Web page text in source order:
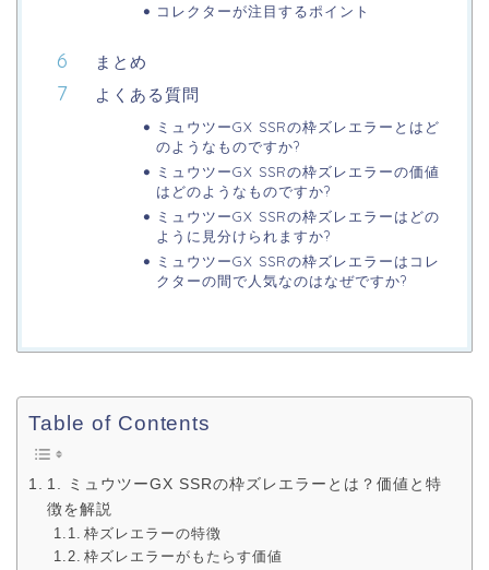
コレクターが注目するポイント
まとめ
よくある質問
ミュウツーGX SSRの枠ズレエラーとはど
のようなものですか?
ミュウツーGX SSRの枠ズレエラーの価値
はどのようなものですか?
ミュウツーGX SSRの枠ズレエラーはどの
ように見分けられますか?
ミュウツーGX SSRの枠ズレエラーはコレ
クターの間で人気なのはなぜですか?
Table of Contents
1. ミュウツーGX SSRの枠ズレエラーとは？価値と特
徴を解説
枠ズレエラーの特徴
枠ズレエラーがもたらす価値